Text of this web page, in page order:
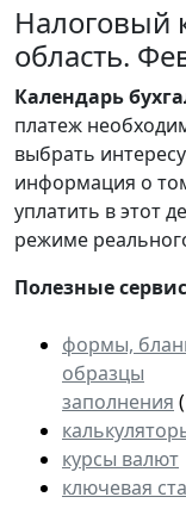
Налоговый
область.
Календарь
платеж
выбрать
информация о
уплатить в этот
режиме
Полезные
формы,
образцы
заполнения (
курсы валют
ключевая